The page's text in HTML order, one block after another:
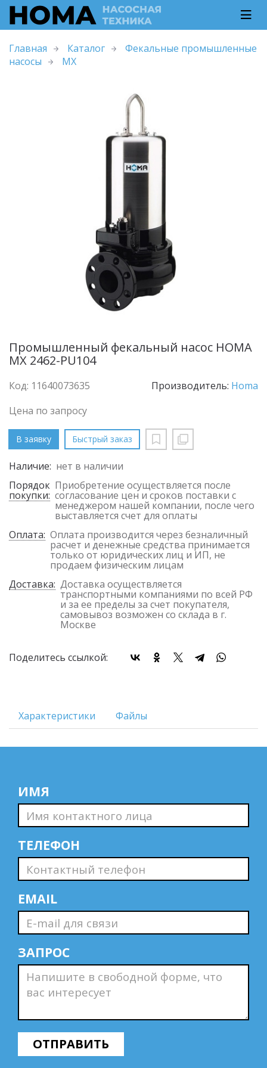
Главная Каталог
Фекальные промышленные
насосы
MX
Промышленный фекальный насос HOMA
MX 2462-PU104
Код: 11640073635 Производитель: Homa
Цена по запросу
В заявку Быстрый заказ
Наличие: нет в наличии
Порядок
покупки:
Приобретение осуществляется после
согласование цен и сроков поставки с
менеджером нашей компании, после чего
выставляется счет для оплаты
Оплата: Оплата производится через безналичный
расчет и денежные средства принимается
только от юридических лиц и ИП, не
продаем физическим лицам
Доставка: Доставка осуществляется
транспортными компаниями по всей РФ
и за ее пределы за счет покупателя,
самовывоз возможен со склада в г.
Москве
Поделитесь ссылкой:
Характеристики Файлы
ИМЯ
ТЕЛЕФОН
EMAIL
ЗАПРОС
ОТПРАВИТЬ